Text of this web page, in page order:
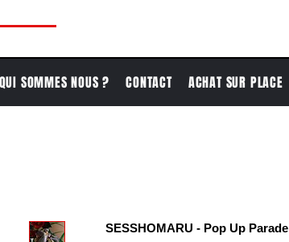
QUI SOMMES NOUS ? CONTACT ACHAT SUR PLACE
SESSHOMARU - Pop Up Parade